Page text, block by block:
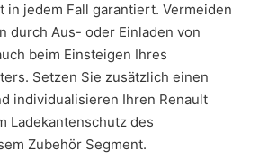
in jedem Fall garantiert. Vermeiden
durch Aus- oder Einladen von
beim Einsteigen Ihres
Setzen Sie zusätzlich einen
individualisieren Ihren Renault
Ladekantenschutz des
Zubehör Segment.